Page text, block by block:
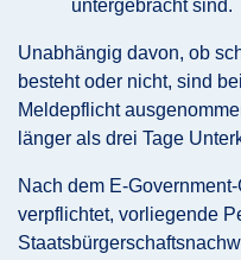
untergebracht sind.
Unabhängig davon, ob
besteht oder nicht, sind
Meldepflicht
länger als drei Tage
Nach dem E-
verpflichtet, vorliegende